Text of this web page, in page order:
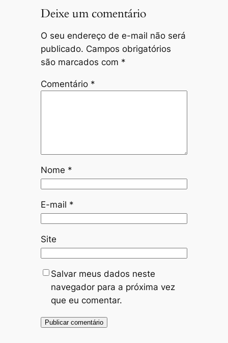
Deixe um comentário
O seu endereço de e-mail não será
publicado. Campos obrigatórios
são marcados com *
Comentário *
Nome *
E-mail *
Site
Salvar meus dados neste
navegador para a próxima vez
que eu comentar.